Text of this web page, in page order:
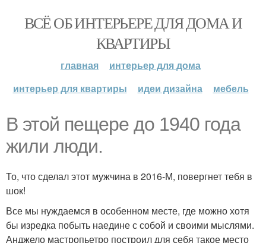
ВСЁ ОБ ИНТЕРЬЕРЕ ДЛЯ ДОМА И
КВАРТИРЫ
главная
интерьер для дома
интерьер для квартиры
идеи дизайна мебель
В этой пещере до 1940 года
жили люди.
То, что сделал этот мужчина в 2016-М, повергнет тебя в
шок!
Все мы нуждаемся в особенном месте, где можно хотя
бы изредка побыть наедине с собой и своими мыслями.
Анджело мастропьетро построил для себя такое место